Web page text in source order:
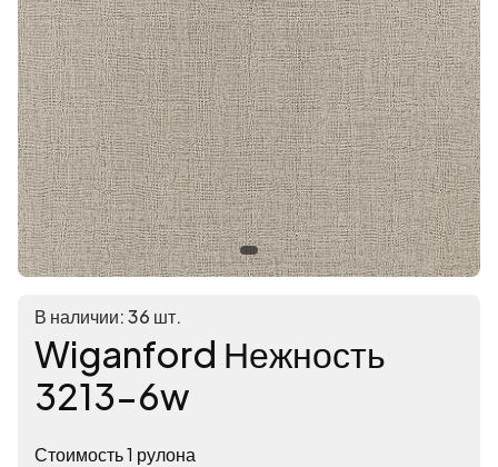
В наличии: 36 шт.
Wiganford Нежность
3213-6w
Стоимость 1 рулона